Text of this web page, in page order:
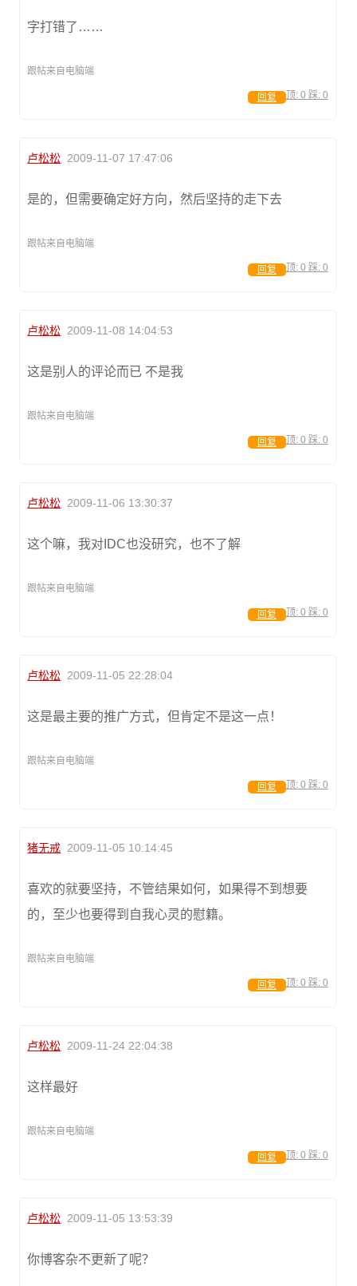
字打错了……
跟帖来自电脑端
顶: 0 踩: 0
回复
卢松松 2009-11-07 17:47:06
是的，但需要确定好方向，然后坚持的走下去
跟帖来自电脑端
顶: 0 踩: 0
回复
卢松松 2009-11-08 14:04:53
这是别人的评论而已 不是我
跟帖来自电脑端
顶: 0 踩: 0
回复
卢松松 2009-11-06 13:30:37
这个嘛，我对IDC也没研究，也不了解
跟帖来自电脑端
顶: 0 踩: 0
回复
卢松松 2009-11-05 22:28:04
这是最主要的推广方式，但肯定不是这一点！
跟帖来自电脑端
顶: 0 踩: 0
回复
猪无戒 2009-11-05 10:14:45
喜欢的就要坚持，不管结果如何，如果得不到想要
的，至少也要得到自我心灵的慰籍。
跟帖来自电脑端
顶: 0 踩: 0
回复
卢松松 2009-11-24 22:04:38
这样最好
跟帖来自电脑端
顶: 0 踩: 0
回复
卢松松 2009-11-05 13:53:39
你博客杂不更新了呢？